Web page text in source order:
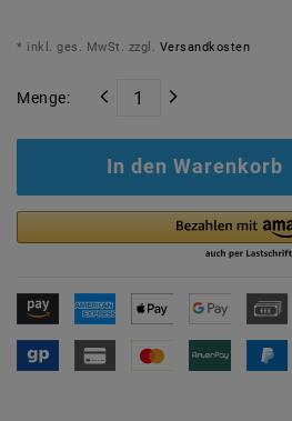
* inkl. ges. MwSt. zzgl. Versandkosten
Menge:
In den Warenkorb